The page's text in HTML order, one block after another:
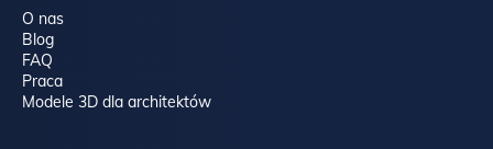
O nas
Blog
FAQ
Praca
Modele 3D dla architektów